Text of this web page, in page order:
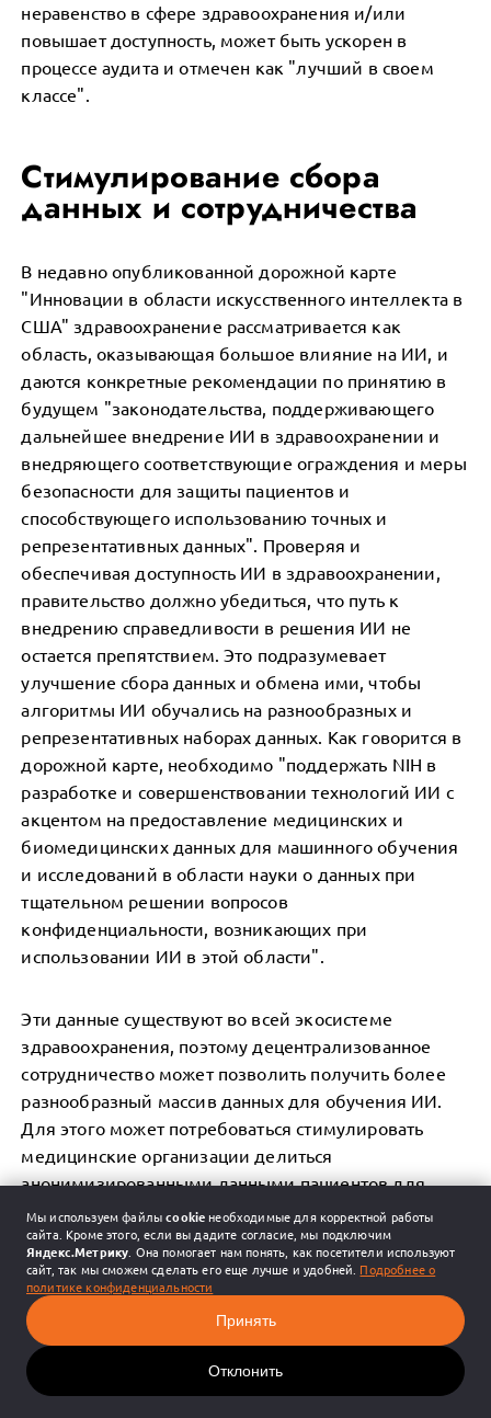
неравенство в сфере здравоохранения и/или
повышает доступность, может быть ускорен в
процессе аудита и отмечен как "лучший в своем
классе".
Стимулирование сбора
данных и сотрудничества
В недавно опубликованной дорожной карте
"Инновации в области искусственного интеллекта в
США" здравоохранение рассматривается как
область, оказывающая большое влияние на ИИ, и
даются конкретные рекомендации по принятию в
будущем "законодательства, поддерживающего
дальнейшее внедрение ИИ в здравоохранении и
внедряющего соответствующие ограждения и меры
безопасности для защиты пациентов и
способствующего использованию точных и
репрезентативных данных". Проверяя и
обеспечивая доступность ИИ в здравоохранении,
правительство должно убедиться, что путь к
внедрению справедливости в решения ИИ не
остается препятствием. Это подразумевает
улучшение сбора данных и обмена ими, чтобы
алгоритмы ИИ обучались на разнообразных и
репрезентативных наборах данных. Как говорится в
дорожной карте, необходимо "поддержать NIH в
разработке и совершенствовании технологий ИИ с
акцентом на предоставление медицинских и
биомедицинских данных для машинного обучения
и исследований в области науки о данных при
тщательном решении вопросов
конфиденциальности, возникающих при
использовании ИИ в этой области".
Эти данные существуют во всей экосистеме
здравоохранения, поэтому децентрализованное
сотрудничество может позволить получить более
разнообразный массив данных для обучения ИИ.
Для этого может потребоваться стимулировать
медицинские организации делиться
анонимизированными данными пациентов для
исследовательских целей, обеспечивая при этом
конфиденциальность и безопасность данных. Этот
стимул может выражаться в увеличении
возмещения от CMS за определенные услуги или
условия, в которых участвуют сотрудничающие
стороны.
Мы используем файлыcookieнеобходимые для корректной работы
сайта. Кроме этого, если вы дадите согласие, мы подключим
Яндекс.Метрику. Она помогает нам понять, как посетители используют
сайт, так мы сможем сделать его еще лучше и удобней. Подробнее о
политике конфиденциальности
Принять
Отклонить